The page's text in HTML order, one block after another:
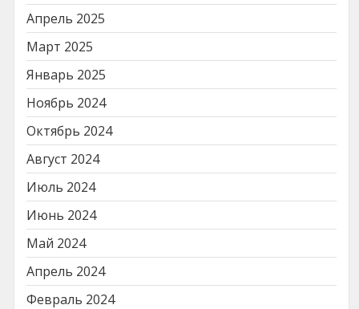
Апрель 2025
Март 2025
Январь 2025
Ноябрь 2024
Октябрь 2024
Август 2024
Июль 2024
Июнь 2024
Май 2024
Апрель 2024
Февраль 2024